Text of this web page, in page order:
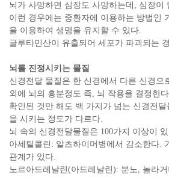
뇌가 사망하면 심장도 사망하는데, 심장이
이런 경우에는 중환자에 이용하는 방법인
을 이용하여 생명을 유지할 수 있다.
글루타민산이 유출되어 세포가 파괴되는
뇌를 진정시키는 물질
신경전달 물질은 한 신경에서 다른 신경으
외에 뇌의 흥분정도 즉, 뇌 작용을 결정한
확인된 것만 해도 백 가지가 넘는 신경전
을 시키는 정도가 다르다.
뇌 속의 신경전달물질은 100가지 이상이
아세틸콜린: 알츠하이머병에서 감소한다.
관계가 있다.
노르아드레날린(아드레날린): 분노, 놀라